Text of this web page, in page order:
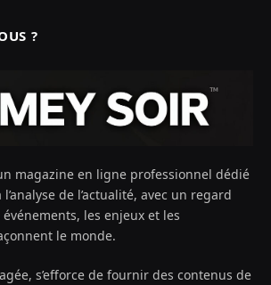
?
magazine en ligne professionnel dédié
de l’actualité, avec un regard
les enjeux et les
le monde.
s’efforce de fournir des contenus de